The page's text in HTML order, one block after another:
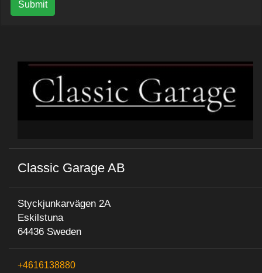
Submit
Classic Garage AB
Styckjunkarvägen 2A
Eskilstuna
64436 Sweden
+4616138880